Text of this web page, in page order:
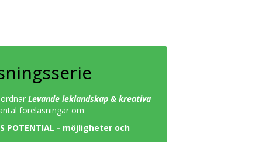
Levande leklandskap & kreativa
föreläsningar om
POTENTIAL - möjligheter och